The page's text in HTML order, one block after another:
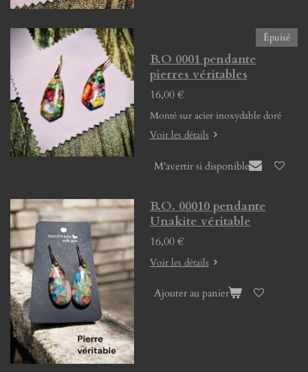
Épuisé
B.O 0001 pendante
pierres véritables
16,00 €
Monté sur acier inoxydable doré
Voir les détails
M'avertir si disponible
B.O. 00010 pendante
Unakite véritable
16,00 €
Voir les détails
Ajouter au panier